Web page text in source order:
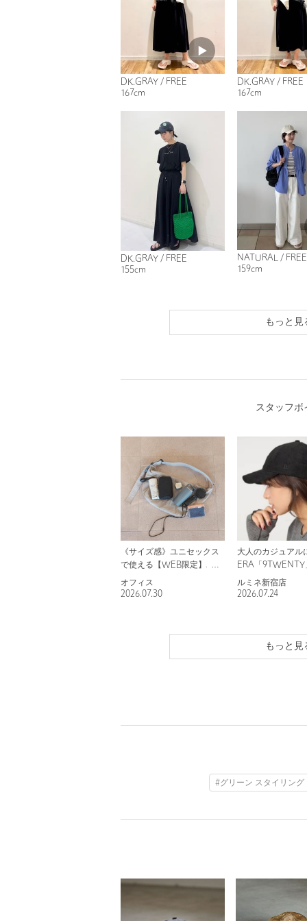
DK.GRAY / FREE
167cm
DK.GRAY / FREE
167cm
DK.GRAY / FREE
155cm
NATURAL / FREE
159cm
もっと見
スタッフボ
《サイズ感》ユニセックス
で使える【WEB限定】バッ
グ
オフィス
2026.07.30
大人のカジュアル
ERA「9TWENTY
プ
ルミネ新宿店
2026.07.24
もっと見
#グリーン スタイリング